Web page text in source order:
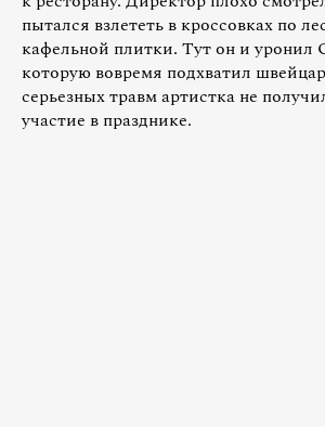
пытался взлететь в кроссовках по
кафельной плитки. Тут он и уронил
которую вовремя подхватил
серьезных травм артистка не
участие в празднике.